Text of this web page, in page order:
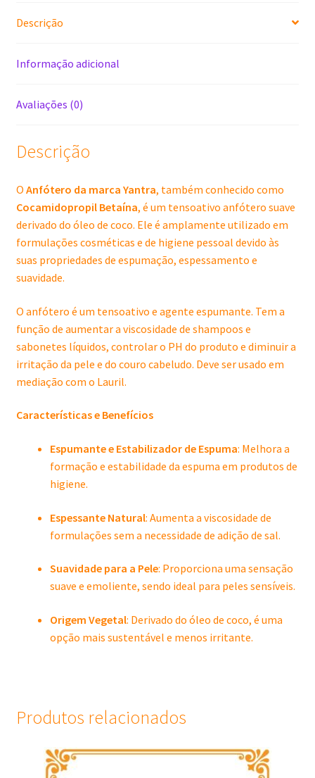
Descrição
Informação adicional
Avaliações (0)
Descrição
O Anfótero da marca Yantra, também conhecido como
Cocamidopropil Betaína, é um tensoativo anfótero suave
derivado do óleo de coco. Ele é amplamente utilizado em
formulações cosméticas e de higiene pessoal devido às
suas propriedades de espumação, espessamento e
suavidade.
O anfótero é um tensoativo e agente espumante. Tem a
função de aumentar a viscosidade de shampoos e
sabonetes líquidos, controlar o PH do produto e diminuir a
irritação da pele e do couro cabeludo. Deve ser usado em
mediação com o Lauril.
Características e Benefícios
Espumante e Estabilizador de Espuma: Melhora a
formação e estabilidade da espuma em produtos de
higiene.
Espessante Natural: Aumenta a viscosidade de
formulações sem a necessidade de adição de sal.
Suavidade para a Pele: Proporciona uma sensação
suave e emoliente, sendo ideal para peles sensíveis.
Origem Vegetal: Derivado do óleo de coco, é uma
opção mais sustentável e menos irritante.
Produtos relacionados